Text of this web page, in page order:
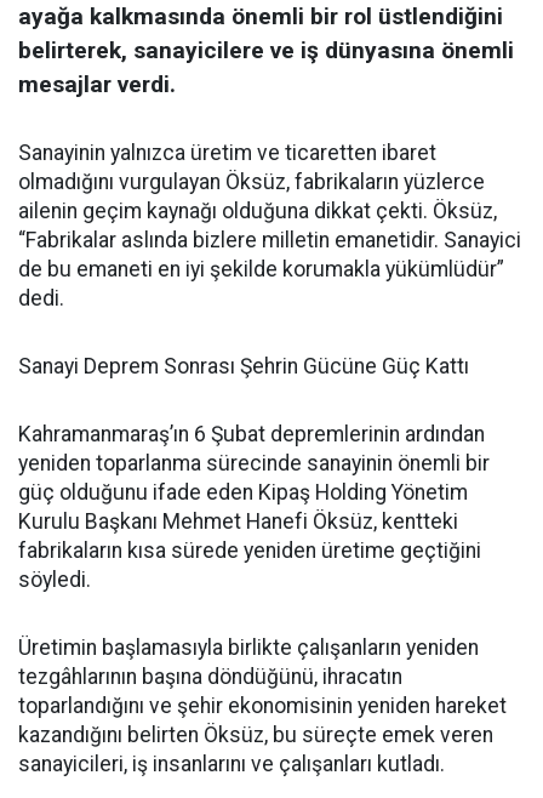
ayağa kalkmasında önemli bir rol üstlendiğini
belirterek, sanayicilere ve iş dünyasına önemli
mesajlar verdi.
Sanayinin yalnızca üretim ve ticaretten ibaret
olmadığını vurgulayan Öksüz, fabrikaların yüzlerce
ailenin geçim kaynağı olduğuna dikkat çekti. Öksüz,
“Fabrikalar aslında bizlere milletin emanetidir. Sanayici
de bu emaneti en iyi şekilde korumakla yükümlüdür”
dedi.
Sanayi Deprem Sonrası Şehrin Gücüne Güç Kattı
Kahramanmaraş’ın 6 Şubat depremlerinin ardından
yeniden toparlanma sürecinde sanayinin önemli bir
güç olduğunu ifade eden Kipaş Holding Yönetim
Kurulu Başkanı Mehmet Hanefi Öksüz, kentteki
fabrikaların kısa sürede yeniden üretime geçtiğini
söyledi.
Üretimin başlamasıyla birlikte çalışanların yeniden
tezgâhlarının başına döndüğünü, ihracatın
toparlandığını ve şehir ekonomisinin yeniden hareket
kazandığını belirten Öksüz, bu süreçte emek veren
sanayicileri, iş insanlarını ve çalışanları kutladı.